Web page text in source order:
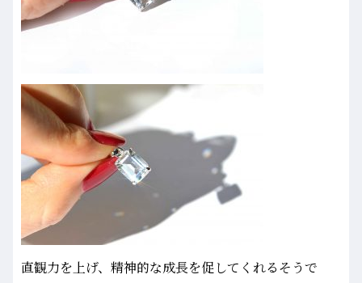
直観力を上げ、精神的な成長を促してくれるそうで